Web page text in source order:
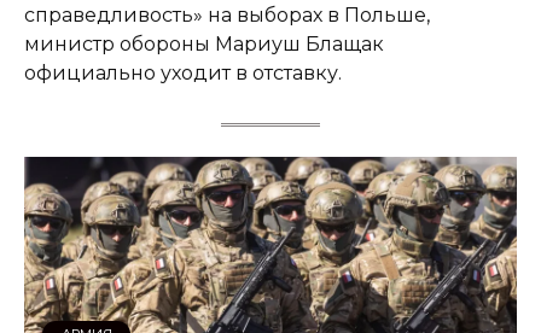
справедливость» на выборах в Польше,
министр обороны Мариуш Блащак
официально уходит в отставку.